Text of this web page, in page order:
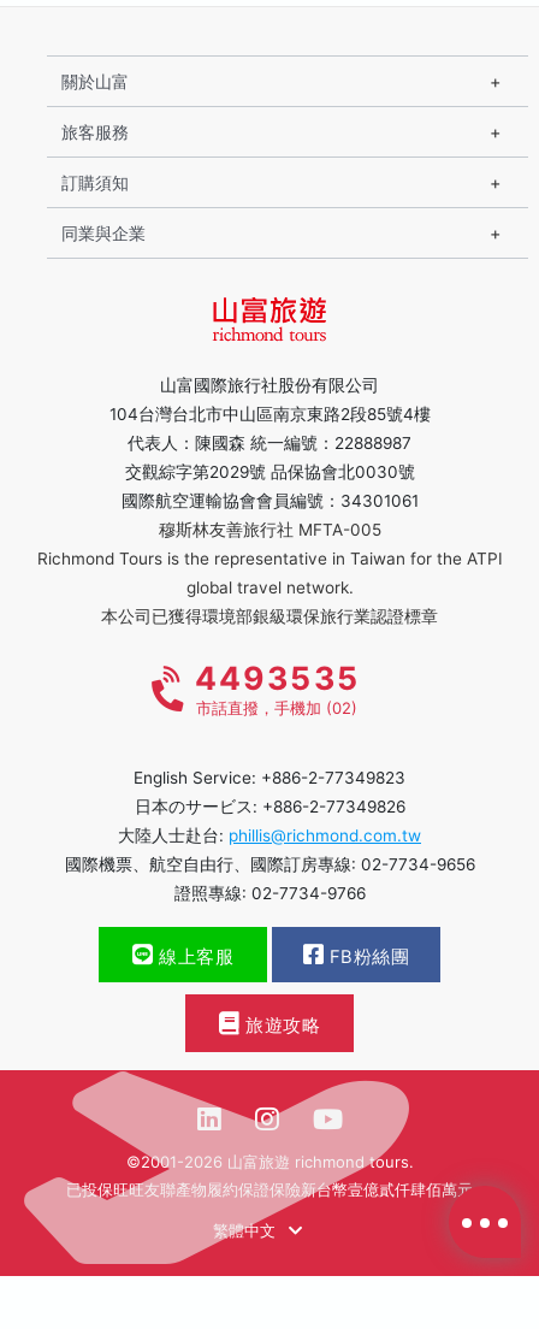
山富國際旅行社股份有限公司
104台灣台北市中山區南京東路2段85號4樓
代表人：陳國森 統一編號：22888987
交觀綜字第2029號 品保協會北0030號
國際航空運輸協會會員編號：34301061
穆斯林友善旅行社 MFTA-005
Richmond Tours is the representative in Taiwan for the ATPI
global travel network.
本公司已獲得環境部銀級環保旅行業認證標章
關於山富
旅客服務
訂購須知
同業與企業
4493535
市話直撥，手機加 (02)
English Service: +886-2-77349823
日本のサービス: +886-2-77349826
大陸人士赴台: phillis@richmond.com.tw
國際機票、航空自由行、國際訂房專線: 02-7734-9656
證照專線: 02-7734-9766
線上客服 FB粉絲團
旅遊攻略
©2001-2026 山富旅遊 richmond tours.
已投保旺旺友聯產物履約保證保險新台幣壹億貳仟肆佰萬元
繁體中文